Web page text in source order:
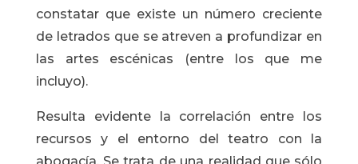
constatar que existe un número creciente
de letrados que se atreven a profundizar en
las artes escénicas (entre los que me
incluyo).
Resulta evidente la correlación entre los
recursos y el entorno del teatro con la